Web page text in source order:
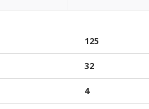
125
32
4